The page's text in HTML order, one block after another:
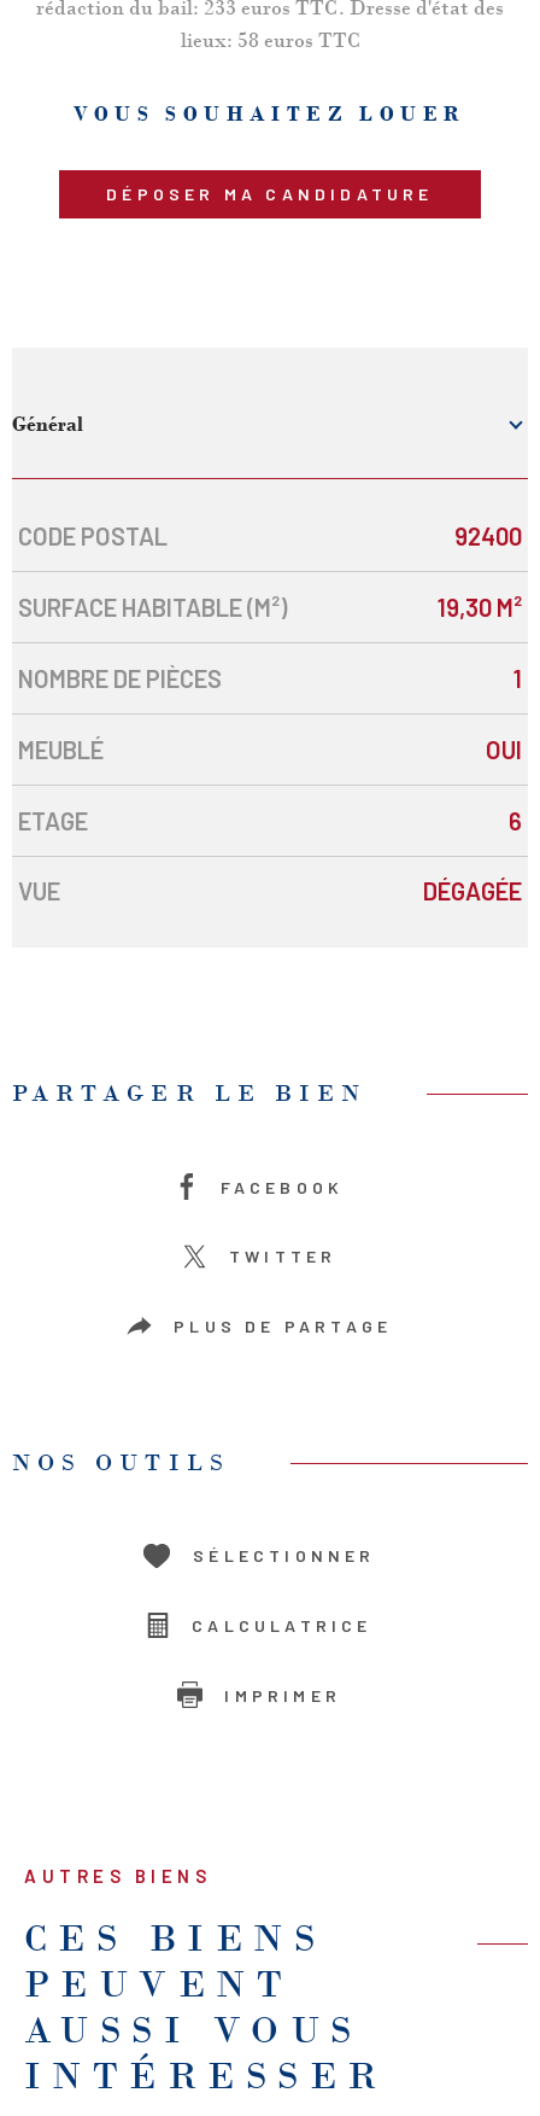
rédaction du bail: 233 euros TTC. Dresse d'état des
lieux: 58 euros TTC
VOUS SOUHAITEZ LOUER
DÉPOSER MA CANDIDATURE
Général
Caractérisque Valeurs
CODE POSTAL 92400
SURFACE HABITABLE (M²) 19,30 M²
NOMBRE DE PIÈCES 1
MEUBLÉ OUI
ETAGE 6
VUE DÉGAGÉE
PARTAGER LE BIEN
FACEBOOK
TWITTER
PLUS DE PARTAGE
NOS OUTILS
SÉLECTIONNER
CALCULATRICE
IMPRIMER
AUTRES BIENS
CES BIENS
PEUVENT
AUSSI VOUS
INTÉRESSER